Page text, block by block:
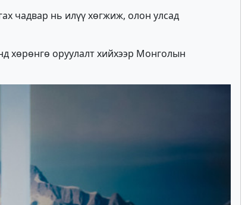
чадвар нь илүү хөгжиж, олон улсад
хөрөнгө оруулалт хийхээр Монголын